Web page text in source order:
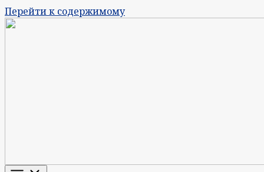
Перейти к содержимому